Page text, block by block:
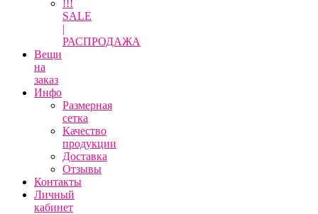
!!!
SALE
|
РАСПРОДАЖА
Вещи
на
заказ
Инфо
Размерная
сетка
Качество
продукции
Доставка
Отзывы
Контакты
Личный
кабинет